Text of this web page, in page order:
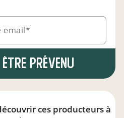
email*
Être prévenu
ces producteurs à